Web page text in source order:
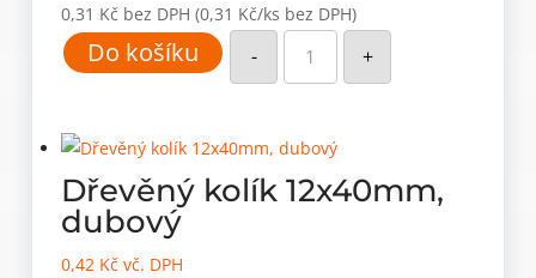
0,31 Kč bez DPH (0,31 Kč/ks bez DPH)
Do košíku -
Dřevěný
kolík
12x30mm,
dubový
+
Dřevěný kolík 12x40mm,
dubový
0,42 Kč vč. DPH